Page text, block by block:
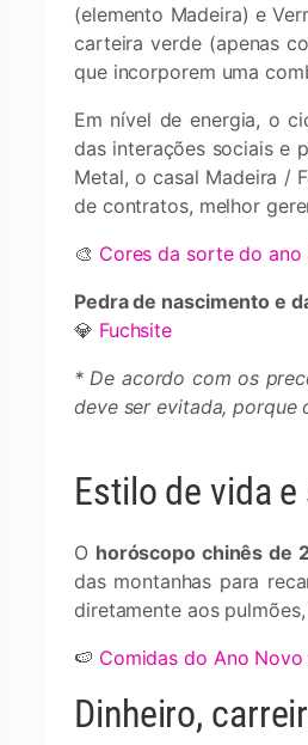
(elemento Madeira) e
carteira verde (apenas
que incorporem uma
Em nível de energia, o
das interações sociais e
Metal, o casal Madeira /
de contratos, melhor
🎨 Cores da sorte do ano
Pedra de nascimento e
💎 Fuchsite
* De acordo com os
deve ser evitada, porque
Estilo de vida
O horóscopo chinês de
das montanhas para
diretamente aos
🍉 Comidas do Ano Novo
Dinheiro,